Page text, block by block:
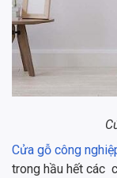
Cửa gỗ công
trong hầu hết các